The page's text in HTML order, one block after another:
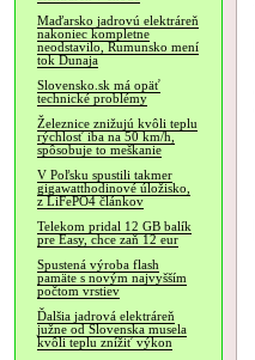
Maďarsko jadrovú elektráreň
nakoniec kompletne
neodstavilo, Rumunsko mení
tok Dunaja
Slovensko.sk má opäť
technické problémy
Železnice znižujú kvôli teplu
rýchlosť iba na 50 km/h,
spôsobuje to meškanie
V Poľsku spustili takmer
gigawatthodinové úložisko,
z LiFePO4 článkov
Telekom pridal 12 GB balík
pre Easy, chce zaň 12 eur
Spustená výroba flash
pamäte s novým najvyšším
počtom vrstiev
Ďalšia jadrová elektráreň
južne od Slovenska musela
kvôli teplu znížiť výkon